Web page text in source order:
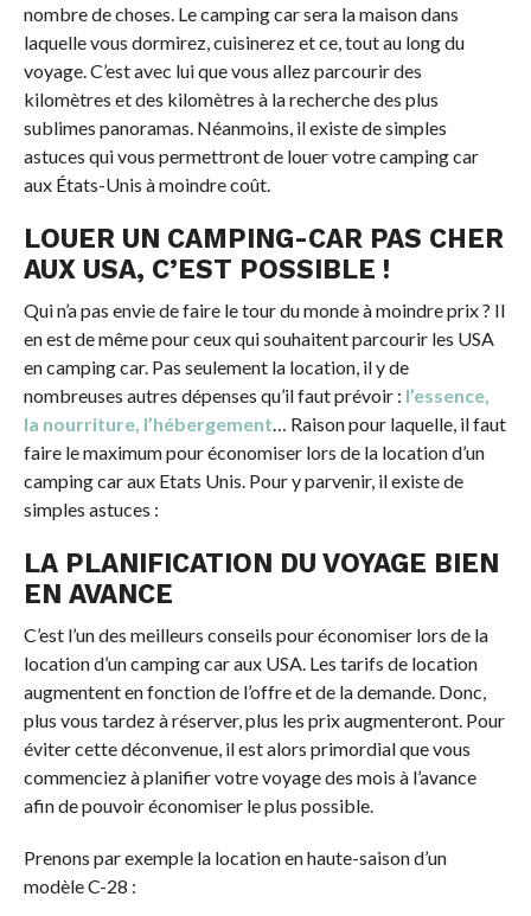
nombre de choses. Le camping car sera la maison dans
laquelle vous dormirez, cuisinerez et ce, tout au long du
voyage. C’est avec lui que vous allez parcourir des
kilomètres et des kilomètres à la recherche des plus
sublimes panoramas. Néanmoins, il existe de simples
astuces qui vous permettront de louer votre camping car
aux États-Unis à moindre coût.
LOUER UN CAMPING-CAR PAS CHER
AUX USA, C’EST POSSIBLE !
Qui n’a pas envie de faire le tour du monde à moindre prix ? Il
en est de même pour ceux qui souhaitent parcourir les USA
en camping car. Pas seulement la location, il y de
nombreuses autres dépenses qu’il faut prévoir : l’essence,
la nourriture, l’hébergement … Raison pour laquelle, il faut
faire le maximum pour économiser lors de la location d’un
camping car aux Etats Unis. Pour y parvenir, il existe de
simples astuces :
LA PLANIFICATION DU VOYAGE BIEN
EN AVANCE
C’est l’un des meilleurs conseils pour économiser lors de la
location d’un camping car aux USA. Les tarifs de location
augmentent en fonction de l’offre et de la demande. Donc,
plus vous tardez à réserver, plus les prix augmenteront. Pour
éviter cette déconvenue, il est alors primordial que vous
commenciez à planifier votre voyage des mois à l’avance
afin de pouvoir économiser le plus possible.
Prenons par exemple la location en haute-saison d’un
modèle C-28 :